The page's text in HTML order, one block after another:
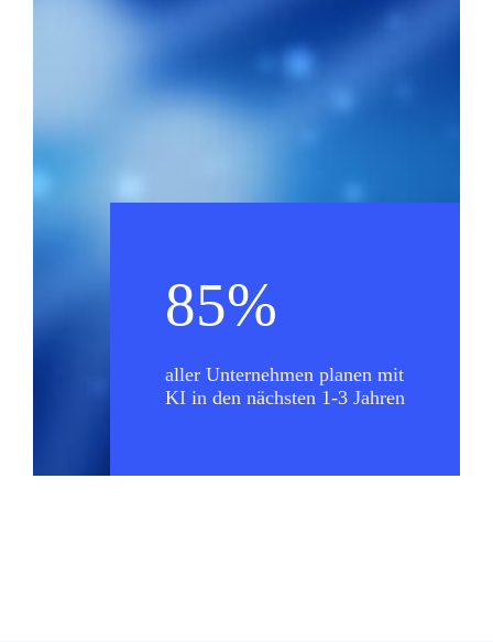
85%
aller Unternehmen planen mit
KI in den nächsten 1-3 Jahren